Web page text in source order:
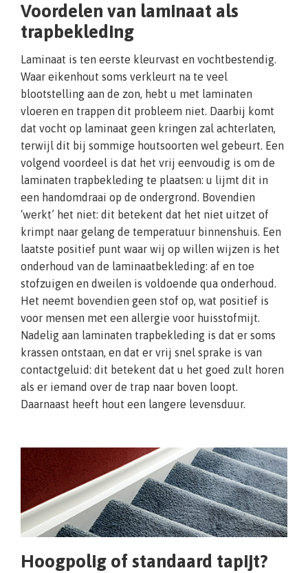
Voordelen van laminaat als
trapbekleding
Laminaat is ten eerste kleurvast en vochtbestendig.
Waar eikenhout soms verkleurt na te veel
blootstelling aan de zon, hebt u met laminaten
vloeren en trappen dit probleem niet. Daarbij komt
dat vocht op laminaat geen kringen zal achterlaten,
terwijl dit bij sommige houtsoorten wel gebeurt. Een
volgend voordeel is dat het vrij eenvoudig is om de
laminaten trapbekleding te plaatsen: u lijmt dit in
een handomdraai op de ondergrond. Bovendien
‘werkt’ het niet: dit betekent dat het niet uitzet of
krimpt naar gelang de temperatuur binnenshuis. Een
laatste positief punt waar wij op willen wijzen is het
onderhoud van de laminaatbekleding: af en toe
stofzuigen en dweilen is voldoende qua onderhoud.
Het neemt bovendien geen stof op, wat positief is
voor mensen met een allergie voor huisstofmijt.
Nadelig aan laminaten trapbekleding is dat er soms
krassen ontstaan, en dat er vrij snel sprake is van
contactgeluid: dit betekent dat u het goed zult horen
als er iemand over de trap naar boven loopt.
Daarnaast heeft hout een langere levensduur.
Hoogpolig of standaard tapijt?